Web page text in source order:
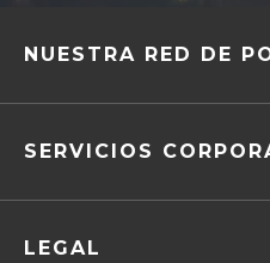
NUESTRA RED DE
SERVICIOS
LEGAL